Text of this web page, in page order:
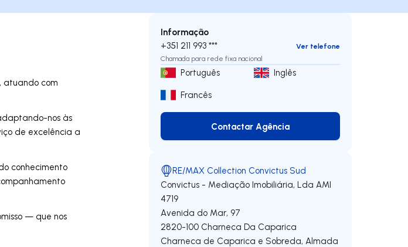
atuando com
nos às
de excelência a
conhecimento
— que nos
Informação
+351 211 993 ***
Ver telefone
Chamada para rede fixa nacional
Português
Inglês
Francês
Contactar Agência
Contactar Agência
RE/MAX Collection Convictus Sud
Convictus - Mediação Imobiliária, Lda AMI
4719
Avenida do Mar, 97
2820-100 Charneca Da Caparica
Charneca de Caparica e Sobreda, Almada